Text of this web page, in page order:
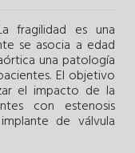
fragilidad es una
se asocia a edad
una patología
El objetivo
el impacto de la
con estenosis
de válvula